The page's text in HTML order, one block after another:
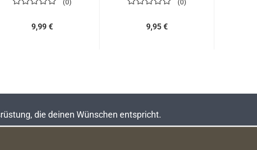
0
9,99 €
0
9,95 €
die deinen Wünschen entspricht.